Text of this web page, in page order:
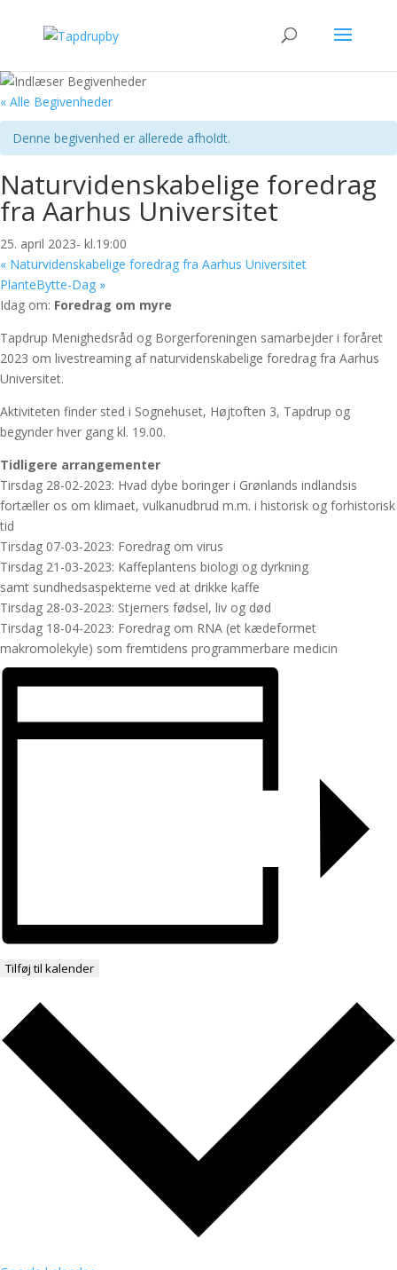
« Alle Begivenheder
Denne begivenhed er allerede afholdt.
Naturvidenskabelige foredrag
fra Aarhus Universitet
25. april 2023- kl.19:00
« Naturvidenskabelige foredrag fra Aarhus Universitet
PlanteBytte-Dag »
Idag om: Foredrag om myre
Tapdrup Menighedsråd og Borgerforeningen samarbejder i foråret
2023 om livestreaming af naturvidenskabelige foredrag fra Aarhus
Universitet.
Aktiviteten finder sted i Sognehuset, Højtoften 3, Tapdrup og
begynder hver gang kl. 19.00.
Tidligere arrangementer
Tirsdag 28-02-2023: Hvad dybe boringer i Grønlands indlandsis
fortæller os om klimaet, vulkanudbrud m.m. i historisk og forhistorisk
tid
Tirsdag 07-03-2023: Foredrag om virus
Tirsdag 21-03-2023: Kaffeplantens biologi og dyrkning
samt sundhedsaspekterne ved at drikke kaffe
Tirsdag 28-03-2023: Stjerners fødsel, liv og død
Tirsdag 18-04-2023: Foredrag om RNA (et kædeformet
makromolekyle) som fremtidens programmerbare medicin
Tilføj til kalender